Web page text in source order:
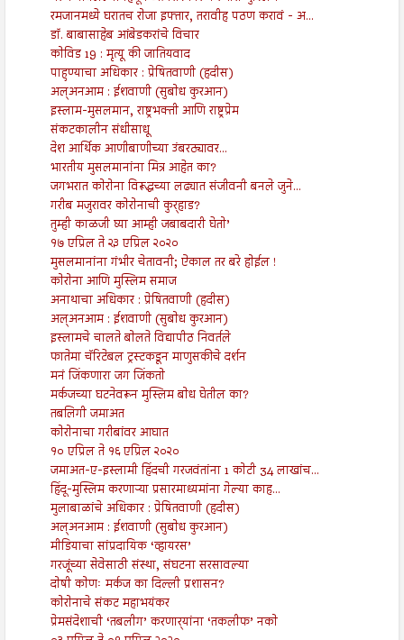
रमजानमध्ये घरातच रोजा इफ्तार, तरावीह पठण करावं - अ...
डॉ. बाबासाहेब आंबेडकरांचे विचार
कोविड 19 : मृत्यू की जातियवाद
पाहुण्याचा अधिकार : प्रेषितवाणी (हदीस)
अल्अनआम : ईशवाणी (सुबोध कुरआन)
इस्लाम-मुसलमान, राष्ट्रभक्ती आणि राष्ट्रप्रेम
संकटकालीन संधीसाधू
देश आर्थिक आणीबाणीच्या उंबरठ्यावर...
भारतीय मुसलमानांना मित्र आहेत का?
जगभरात कोरोना विरूद्धच्या लढ्यात संजीवनी बनले जुने...
गरीब मजुरावर कोरोनाची कुर्‍हाड?
तुम्ही काळजी घ्या आम्ही जबाबदारी घेतो’
१७ एप्रिल ते २३ एप्रिल २०२०
मुसलमानांना गंभीर चेतावनी; ऐकाल तर बरे होईल !
कोरोना आणि मुस्लिम समाज
अनाथाचा अधिकार : प्रेषितवाणी (हदीस)
अल्अनआम : ईशवाणी (सुबोध कुरआन)
इस्लामचे चालते बोलते विद्यापीठ निवर्तले
फातेमा चॅरिटेबल ट्रस्टकडून माणुसकीचे दर्शन
मनं जिंकणारा जग जिंकतो
मर्कजच्या घटनेवरून मुस्लिम बोध घेतील का?
तबलिगी जमाअत
कोरोनाचा गरीबांवर आघात
१० एप्रिल ते १६ एप्रिल २०२०
जमाअत-ए-इस्लामी हिंदची गरजवंतांना 1 कोटी 34 लाखांच...
हिंदू-मुस्लिम करणाऱ्या प्रसारमाध्यमांना गेल्या काह...
मुलाबाळांचे अधिकार : प्रेषितवाणी (हदीस)
अल्अनआम : ईशवाणी (सुबोध कुरआन)
मीडियाचा सांप्रदायिक ‘व्हायरस’
गरजूंच्या सेवेसाठी संस्था, संघटना सरसावल्या
दोषी कोणः मर्कज का दिल्ली प्रशासन?
कोरोनाचे संकट महाभयंकर
प्रेमसंदेशाची ‘तबलीग’ करणार्‍यांना ‘तकलीफ’ नको